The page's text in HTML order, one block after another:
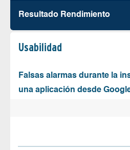
Resultado Rendimiento
Usabilidad
Falsas alarmas durante la
una aplicación desde